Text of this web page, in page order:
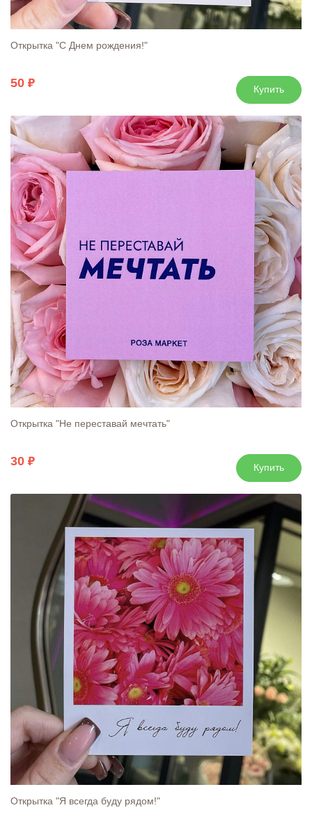
Открытка "С Днем рождения!"
50 Купить
Открытка "Не переставай мечтать"
30 Купить
Открытка "Я всегда буду рядом!"